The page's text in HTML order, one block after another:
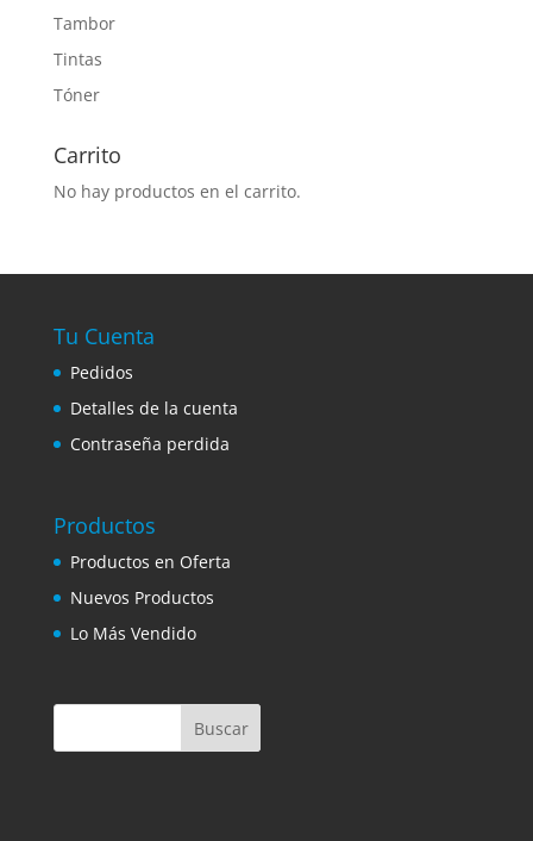
Tambor
Tintas
Tóner
Carrito
No hay productos en el carrito.
Tu Cuenta
Pedidos
Detalles de la cuenta
Contraseña perdida
Productos
Productos en Oferta
Nuevos Productos
Lo Más Vendido